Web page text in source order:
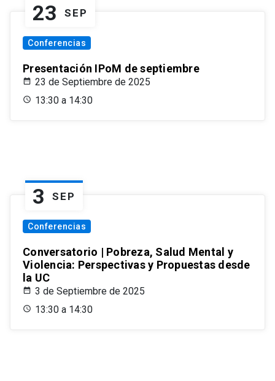
23 SEP
Conferencias
Presentación IPoM de septiembre
23 de Septiembre de 2025
13:30 a 14:30
3 SEP
Conferencias
Conversatorio | Pobreza, Salud Mental y
Violencia: Perspectivas y Propuestas desde
la UC
3 de Septiembre de 2025
13:30 a 14:30